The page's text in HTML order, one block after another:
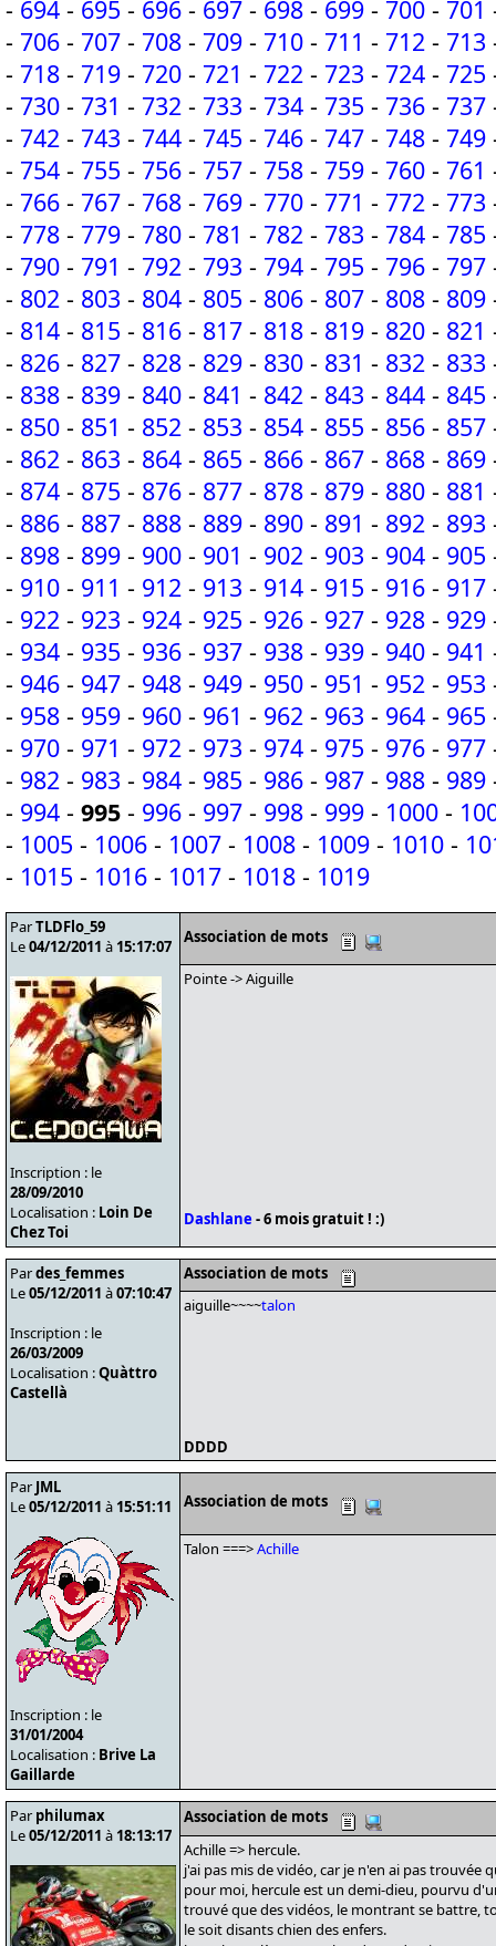
- 694 - 695 - 696 - 697 - 698 - 699 - 700 - 701
- 706 - 707 - 708 - 709 - 710 - 711 - 712 - 713
- 718 - 719 - 720 - 721 - 722 - 723 - 724 - 725
- 730 - 731 - 732 - 733 - 734 - 735 - 736 - 737
- 742 - 743 - 744 - 745 - 746 - 747 - 748 - 749
- 754 - 755 - 756 - 757 - 758 - 759 - 760 - 761
- 766 - 767 - 768 - 769 - 770 - 771 - 772 - 773
- 778 - 779 - 780 - 781 - 782 - 783 - 784 - 785
- 790 - 791 - 792 - 793 - 794 - 795 - 796 - 797
- 802 - 803 - 804 - 805 - 806 - 807 - 808 - 809
- 814 - 815 - 816 - 817 - 818 - 819 - 820 - 821
- 826 - 827 - 828 - 829 - 830 - 831 - 832 - 833
- 838 - 839 - 840 - 841 - 842 - 843 - 844 - 845
- 850 - 851 - 852 - 853 - 854 - 855 - 856 - 857
- 862 - 863 - 864 - 865 - 866 - 867 - 868 - 869
- 874 - 875 - 876 - 877 - 878 - 879 - 880 - 881
- 886 - 887 - 888 - 889 - 890 - 891 - 892 - 893
- 898 - 899 - 900 - 901 - 902 - 903 - 904 - 905
- 910 - 911 - 912 - 913 - 914 - 915 - 916 - 917
- 922 - 923 - 924 - 925 - 926 - 927 - 928 - 929
- 934 - 935 - 936 - 937 - 938 - 939 - 940 - 941
- 946 - 947 - 948 - 949 - 950 - 951 - 952 - 953
- 958 - 959 - 960 - 961 - 962 - 963 - 964 - 965
- 970 - 971 - 972 - 973 - 974 - 975 - 976 - 977
- 982 - 983 - 984 - 985 - 986 - 987 - 988 - 989
- 994 - 995 - 996 - 997 - 998 - 999 - 1000 -
- 1005 - 1006 - 1007 - 1008 - 1009 - 1010 -
- 1015 - 1016 - 1017 - 1018 - 1019
ParTLDFlo_59
Le04/12/2011 à 15:17:07
Inscription : le
28/09/2010
Localisation : Loin De
Chez Toi
Association de mots
Pointe -> Aiguille
Dashlane - 6 mois gratuit ! :)
Pardes_femmes
Le05/12/2011 à07:10:47
Inscription : le
26/03/2009
Localisation :Quàttro
Castellà
Association de mots
aiguille~~~~talon
DDDD
Par JML
Le05/12/2011 à 15:51:11
Inscription : le
31/01/2004
Localisation : Brive La
Gaillarde
Association de mots
Talon ===>Achille
Par philumax
Le05/12/2011 à 18:13:17
Association de mots
Achille => hercule.
j'ai pas mis de vidéo, car je n'en ai pas trouvée
pour moi, hercule est un demi-dieu, pourvu
trouvé que des vidéos, le montrant se battre,
le soit disants chien des enfers.